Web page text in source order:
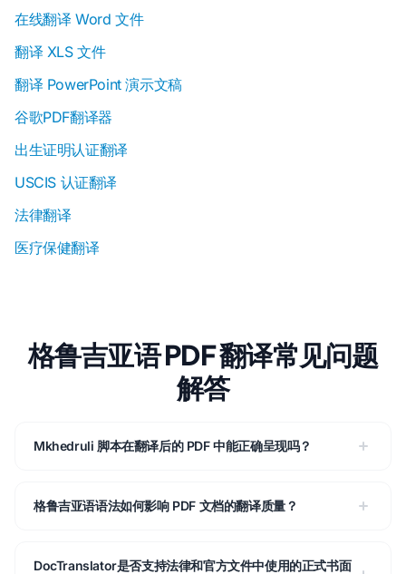
在线翻译 Word 文件
翻译 XLS 文件
翻译 PowerPoint 演示文稿
谷歌PDF翻译器
出生证明认证翻译
USCIS 认证翻译
法律翻译
医疗保健翻译
格鲁吉亚语 PDF 翻译常见问题
解答
Mkhedruli 脚本在翻译后的 PDF 中能正确呈现吗？
格鲁吉亚语语法如何影响 PDF 文档的翻译质量？
DocTranslator是否支持法律和官方文件中使用的正式书面